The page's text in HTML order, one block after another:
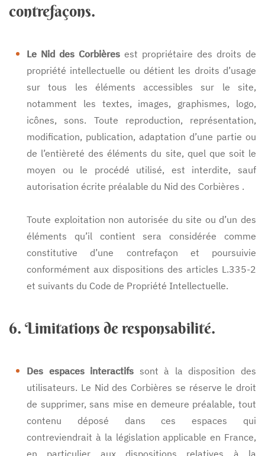
contrefaçons.
Le Nid des Corbières est propriétaire des droits de
propriété intellectuelle ou détient les droits d’usage
sur tous les éléments accessibles sur le site,
notamment les textes, images, graphismes, logo,
icônes, sons. Toute reproduction, représentation,
modification, publication, adaptation d’une partie ou
de l’entièreté des éléments du site, quel que soit le
moyen ou le procédé utilisé, est interdite, sauf
autorisation écrite préalable du Nid des Corbières .
Toute exploitation non autorisée du site ou d’un des
éléments qu’il contient sera considérée comme
constitutive d’une contrefaçon et poursuivie
conformément aux dispositions des articles L.335-2
et suivants du Code de Propriété Intellectuelle.
6. Limitations de responsabilité.
Des espaces interactifs sont à la disposition des
utilisateurs. Le Nid des Corbières se réserve le droit
de supprimer, sans mise en demeure préalable, tout
contenu déposé dans ces espaces qui
contreviendrait à la législation applicable en France,
en particulier aux dispositions relatives à la